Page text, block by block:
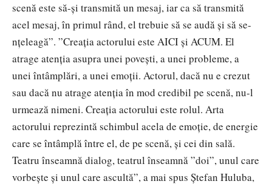
scenă este să-și transmită un mesaj, iar ca să transmită
acel mesaj, în primul rând, el trebuie să se audă și să se-
nțeleagă”. ”Creația actorului este AICI și ACUM. El
atrage atenția asupra unei povești, a unei probleme, a
unei întâmplări, a unei emoții. Actorul, dacă nu e crezut
sau dacă nu atrage atenția în mod credibil pe scenă, nu-l
urmează nimeni. Creația actorului este rolul. Arta
actorului reprezintă schimbul acela de emoție, de energie
care se întâmplă între el, de pe scenă, și cei din sală.
Teatru înseamnă dialog, teatrul înseamnă ”doi”, unul care
vorbește și unul care ascultă”, a mai spus Ștefan Huluba,